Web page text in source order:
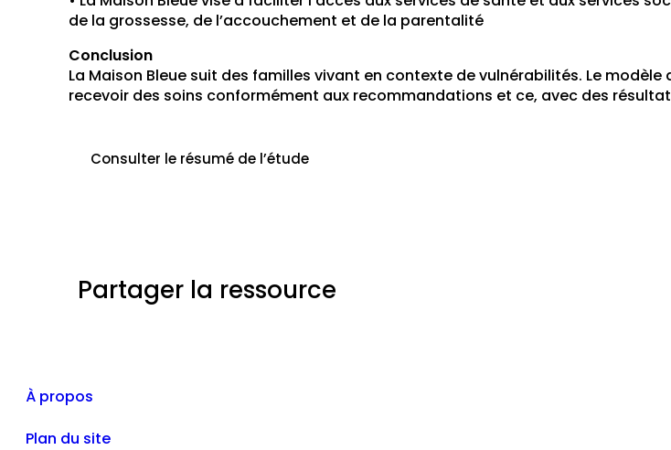
de la grossesse, de l’accouchement et de la parentalité
Conclusion
La Maison Bleue suit des familles vivant en contexte de vulnérabilités. Le
recevoir des soins conformément aux recommandations et ce, avec des
Consulter le résumé de l’étude
Partager la ressource
À propos
Plan du site